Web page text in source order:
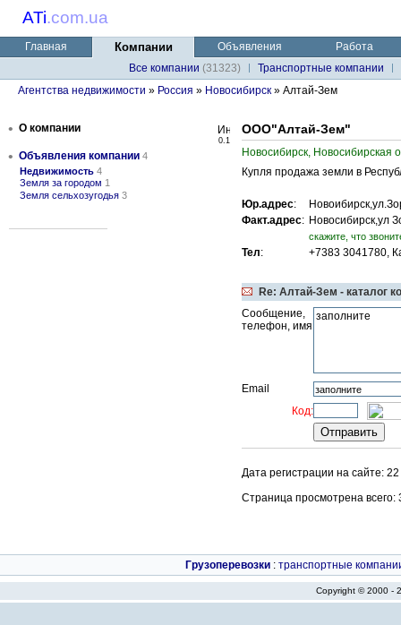
ATi.com.ua
Главная Компании Объявления
Работа
Все компании (31323)
Транспортные компании
Агентства недвижимости » Россия » Новосибирск » Алтай-Зем
• О компании
• Объявления компании 4
Недвижимость 4
Земля за городом 1
Земля сельхозугодья 3
0.1
ООО"Алтай-Зем"
Новосибирск, Новосибирская
Купля продажа земли в
Юр.адрес:
Факт.адрес: Новосибирск,ул
cкажите, что
Тел: +7383 3041780,
Re: Алтай-Зем - каталог
Сообщение,
телефон, имя
Email
Код:
Дата регистрации на сайте:
Страница просмотрена всего:
Грузоперевозки : транспортные
Copyright © 2000 -